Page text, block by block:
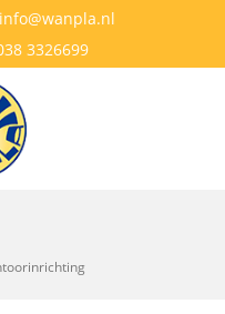
info@wanpla.nl
3326699